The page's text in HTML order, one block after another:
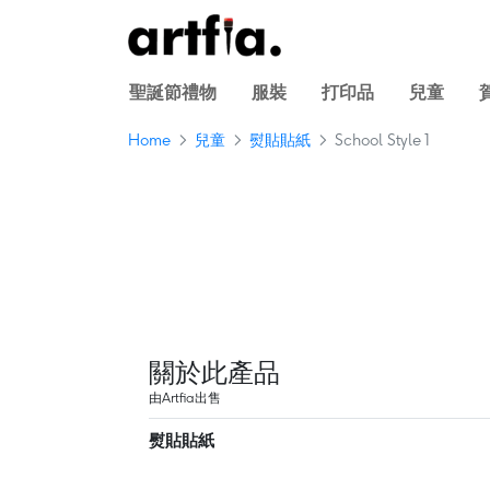
聖誕節禮物 服裝 打印品 兒童
Home 兒童 熨貼貼紙 School Style 1
關於此產品
由Artfia出售
熨貼貼紙